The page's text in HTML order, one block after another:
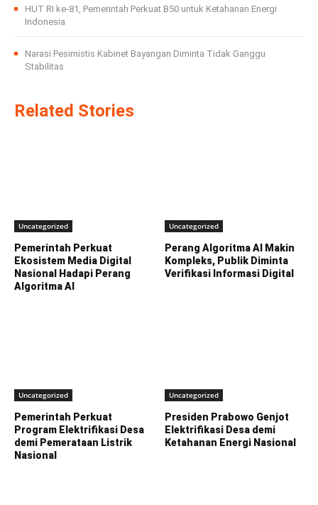
HUT RI ke-81, Pemerintah Perkuat B50 untuk Ketahanan Energi
Indonesia
Narasi Pesimistis Kabinet Bayangan Diminta Tidak Ganggu
Stabilitas
Related Stories
Uncategorized
Pemerintah Perkuat
Ekosistem Media Digital
Nasional Hadapi Perang
Algoritma AI
Uncategorized
Perang Algoritma AI Makin
Kompleks, Publik Diminta
Verifikasi Informasi Digital
Uncategorized
Pemerintah Perkuat
Program Elektrifikasi Desa
demi Pemerataan Listrik
Nasional
Uncategorized
Presiden Prabowo Genjot
Elektrifikasi Desa demi
Ketahanan Energi Nasional